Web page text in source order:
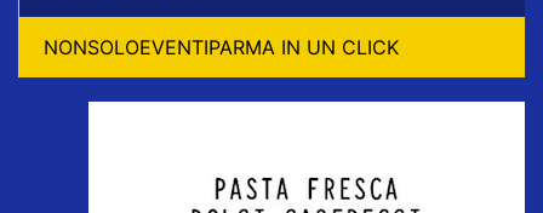
NONSOLOEVENTIPARMA IN UN CLICK